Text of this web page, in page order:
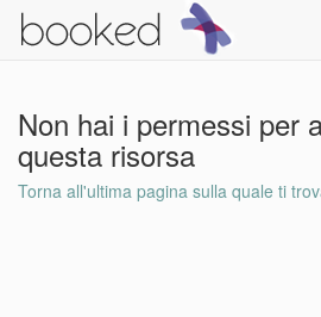
Non hai i permessi per
questa risorsa
Torna all'ultima pagina sulla quale ti